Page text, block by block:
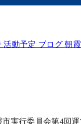
活動予定 ブログ朝
実行委員会第4回